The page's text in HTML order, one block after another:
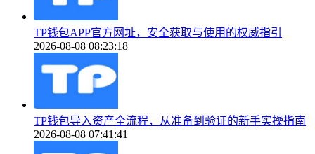
TP钱包APP官方网址，安全获取与使用的权威指引
2026-08-08 08:23:18
TP钱包导入资产全流程，从准备到验证的新手实操指南
2026-08-08 07:41:41